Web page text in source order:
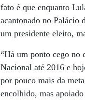
fato é que enquanto
acantonado no Palácio
um presidente eleito,
“Há um ponto cego
Nacional até 2016 e
por pouco mais da
encolhido, mas